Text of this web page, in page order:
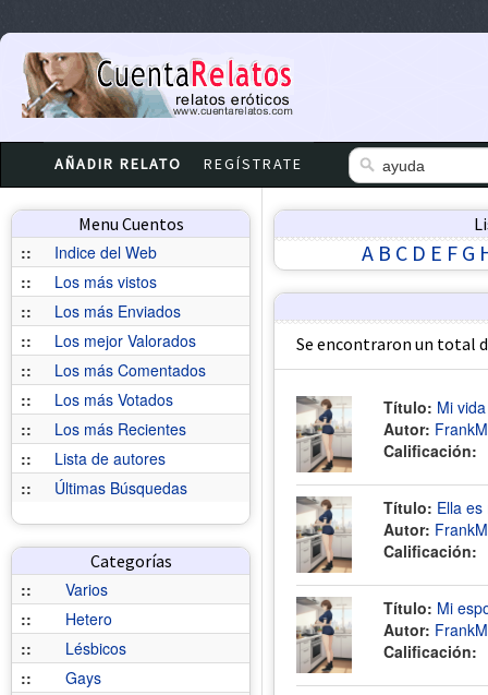
AÑADIR RELATO REGÍSTRATE
Menu Cuentos
::
Indice del Web
::
Los más vistos
::
Los más Enviados
::
Los mejor Valorados
::
Los más Comentados
::
Los más Votados
::
Los más Recientes
::
Lista de autores
::
Últimas Búsquedas
Categorías
::
Varios
::
Hetero
::
Lésbicos
::
Gays
A B C D E F G
Se encontraron un total
Título: Mi
Autor:
Calificación:
Título: Ella es
Autor:
Calificación:
Título: Mi
Autor:
Calificación: